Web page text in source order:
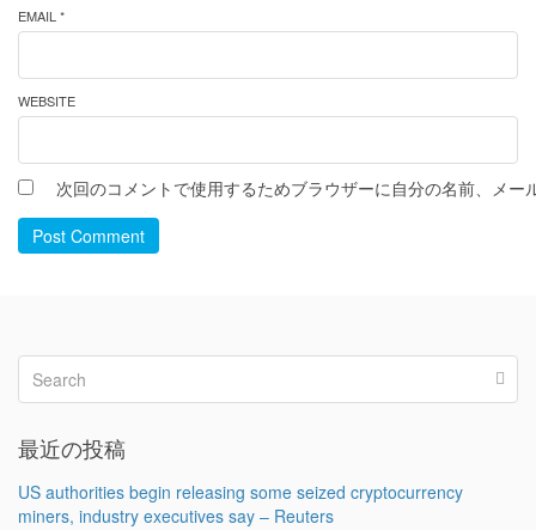
EMAIL *
WEBSITE
次回のコメントで使用するためブラウザーに自分の名前、メー
Post Comment
最近の投稿
US authorities begin releasing some seized cryptocurrency
miners, industry executives say – Reuters